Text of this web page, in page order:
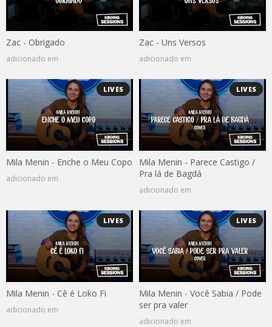
Zac - Obrigado
adicionado em
Zac - Uns Versos
adicionado em
LIVES
Mila Menin - Enche o Meu Copo
adicionado em
LIVES
Mila Menin - Parece Castigo /
Pra lá de Bagdá
adicionado em
LIVES
Mila Menin - Cê é Loko Fi
adicionado em
LIVES
Mila Menin - Você Sabia / Pode
ser pra valer
adicionado em